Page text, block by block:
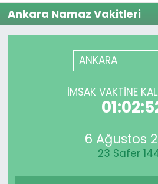
Ankara Namaz Vakitleri
ANKARA
İMSAK VAKTINE
6 Ağustos
23 Safer
Süper Lig Puan
Tüm Manşetler
Son Dakika Haberleri